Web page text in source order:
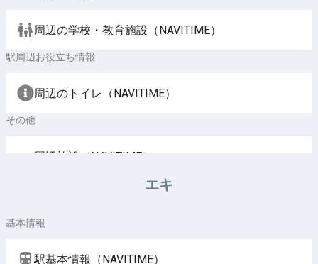
周辺の学校・教育施設（NAVITIME）
駅周辺お役立ち情報
周辺のトイレ（NAVITIME）
その他
周辺施設（NAVITIME）
エキ
基本情報
駅基本情報（NAVITIME）